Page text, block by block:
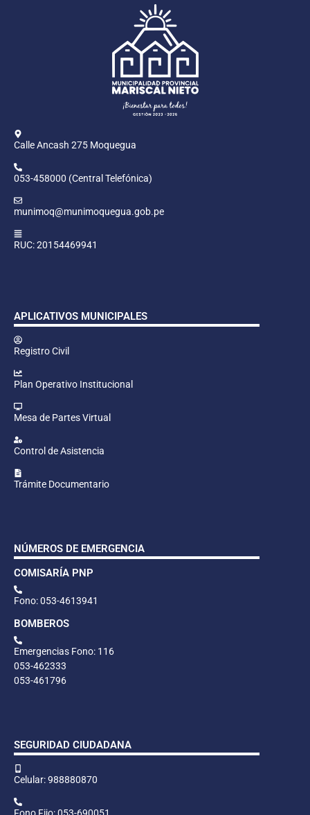
Calle Ancash 275 Moquegua
053-458000 (Central Telefónica)
munimoq@munimoquegua.gob.pe
RUC: 20154469941
APLICATIVOS MUNICIPALES
Registro Civil
Plan Operativo Institucional
Mesa de Partes Virtual
Control de Asistencia
Trámite Documentario
NÚMEROS DE EMERGENCIA
COMISARÍA PNP
Fono: 053-4613941
BOMBEROS
Emergencias Fono: 116
053-462333
053-461796
SEGURIDAD CIUDADANA
Celular: 988880870
Fono Fijo: 053-690051